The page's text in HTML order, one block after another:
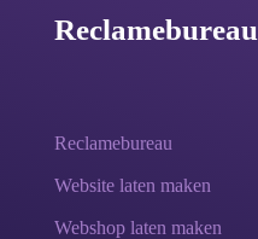
Reclamebureau
Reclamebureau
Website laten maken
Webshop laten maken